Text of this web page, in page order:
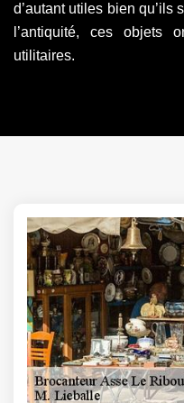
d’autant utiles bien qu’ils
l’antiquité, ces objets
utilitaires.